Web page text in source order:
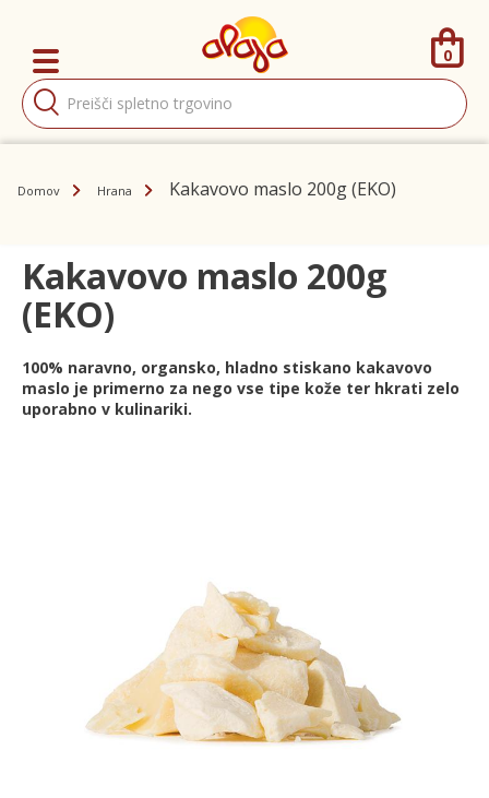
Products
search
0
Domov Hrana Kakavovo maslo 200g (EKO)
Kakavovo maslo 200g
(EKO)
100% naravno, organsko, hladno stiskano kakavovo
maslo je primerno za nego vse tipe kože ter hkrati zelo
uporabno v kulinariki.